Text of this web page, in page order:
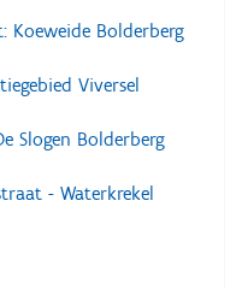
Koeweide Bolderberg
Viversel
Slogen Bolderberg
- Waterkrekel